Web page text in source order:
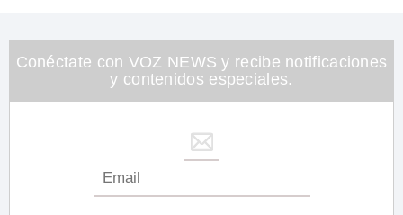
Conéctate con VOZ NEWS y recibe notificaciones
y contenidos especiales.